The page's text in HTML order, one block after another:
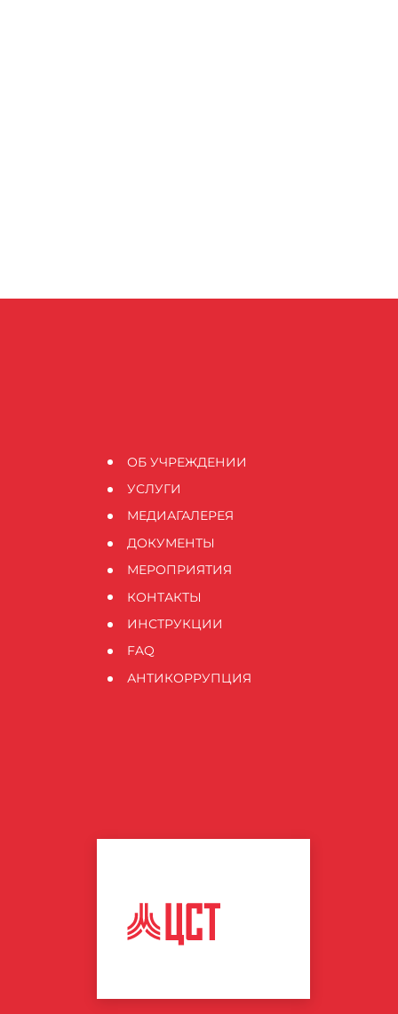
ОБ УЧРЕЖДЕНИИ
УСЛУГИ
МЕДИАГАЛЕРЕЯ
ДОКУМЕНТЫ
МЕРОПРИЯТИЯ
КОНТАКТЫ
ИНСТРУКЦИИ
FAQ
АНТИКОРРУПЦИЯ
ЦЕНТР